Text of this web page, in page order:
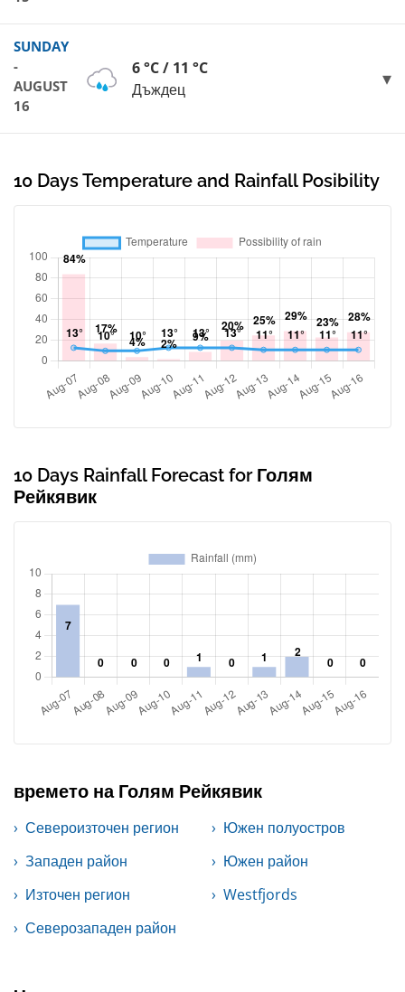
SUNDAY
-
AUGUST
16
6 °C / 11 °C
Дъждец
10 Days Temperature and Rainfall Posibility
10 Days Rainfall Forecast for Голям
Рейкявик
времето на Голям Рейкявик
Североизточен регион
Южен полуостров
Западен район
Южен район
Източен регион
Westfjords
Северозападен район